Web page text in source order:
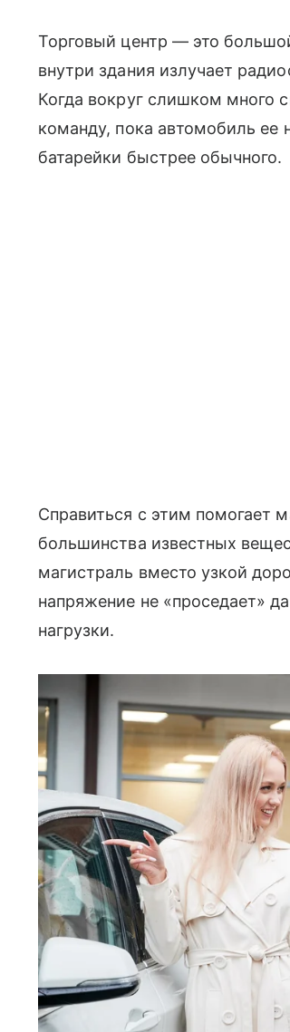
Торговый центр — это
внутри здания излучает
Когда вокруг слишком много
команду, пока автомобиль ее
батарейки быстрее обычного.
Справиться с этим помогает
большинства известных
магистраль вместо узкой
напряжение не «проседает»
нагрузки.